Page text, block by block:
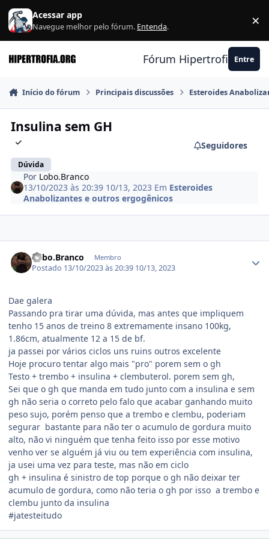
Ir para conteúdo
Acessar app
Navegue melhor pelo fórum. Entenda. ×
Fórum Hipertrofia.org
Entre
Início do fórum Principais discussões Esteroides
Insulina sem GH
Dúvida
Seguidores
Por Lobo.Branco
13/10/2023 às 20:39 10/13, 2023 Em Esteroides
Anabolizantes e outros ergogênicos
Lobo.Branco Membro
Postado 13/10/2023 às 20:39 10/13, 2023
Dae galera
Passando pra tirar uma dúvida, mas antes que impliquem
tenho 15 anos de treino 8 extremamente insano 100kg,
1.86cm, atualmente 12 a 15 de bf.
ja passei por vários ciclos uns ruins outros excelente
Hoje procuro tentar algo mais "pro" porem sem o gh
Testo + trembo + insulina + clembuterol. porem sem gh,
Sei que o gh que manda em tudo junto com a insulina e sem
gh não seria o correto pelo falo que acabar ganhando muito
peso sujo, porém penso que a trembo e clembu, poderiam
segurar bastante para não ter o acumulo de gordura muito
alto, não vi ninguém que tenha feito isso por esse motivo
venho ver se alguém já viu ou tem experiência com insulina,
ja usei uma vez para teste, mas não em ciclo
gh + insulina é sinistro de top porque o gh não deixar ter
acumulo de gordura, como não teria o gh por isso a trembo e
clembu junto da insulina
#jatesteitudo